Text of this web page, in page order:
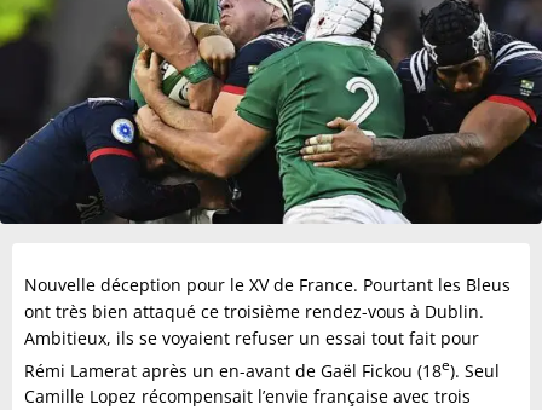
Nouvelle déception pour le XV de France. Pourtant les Bleus
ont très bien attaqué ce troisième rendez-vous à Dublin.
Ambitieux, ils se voyaient refuser un essai tout fait pour
Rémi Lamerat après un en-avant de Gaël Fickou (18e). Seul
Camille Lopez récompensait l’envie française avec trois